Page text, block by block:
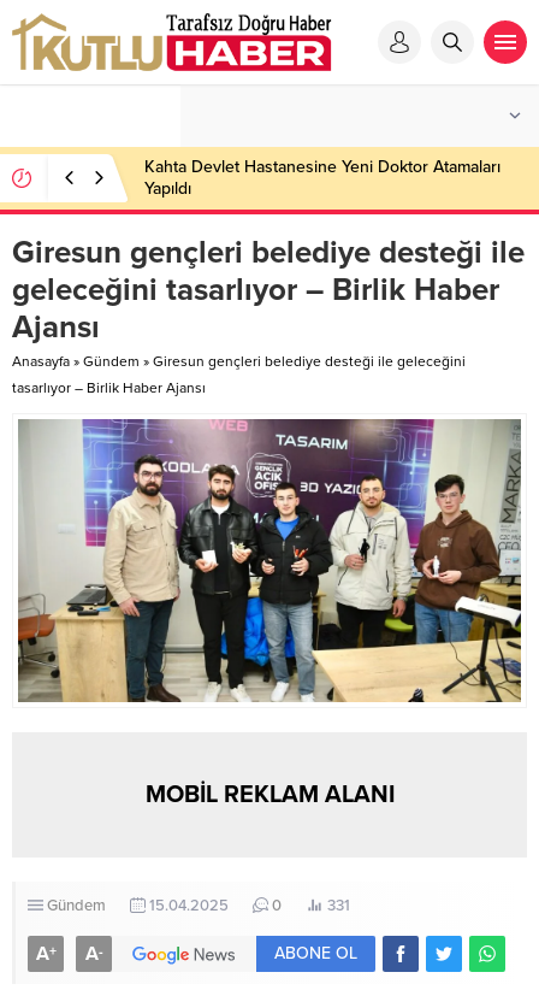
Kahta Devlet Hastanesine Yeni Doktor Atamaları
Yapıldı
Giresun gençleri belediye desteği ile
geleceğini tasarlıyor – Birlik Haber
Ajansı
Anasayfa » Gündem » Giresun gençleri belediye desteği ile geleceğini
tasarlıyor – Birlik Haber Ajansı
MOBİL REKLAM ALANI
Gündem 15.04.2025 0 331
A+ A- ABONE OL